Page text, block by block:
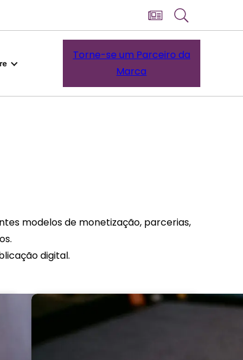
Torne-se um Parceiro da
Marca
modelos de monetização, parcerias,
digital.